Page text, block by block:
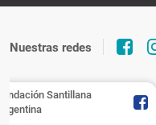
Nuestras redes
Santillana